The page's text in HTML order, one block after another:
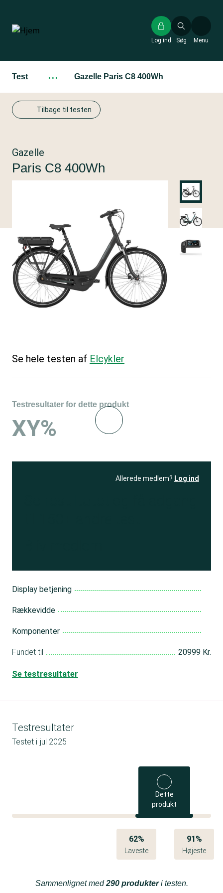
hovedindhold
Søg
Log ind Menu
Test ··· Gazelle Paris C8 400Wh
Tilbage til testen
Gazelle
Paris C8 400Wh
Se hele testen af Elcykler
Testresultater for dette produkt
XY%
Allerede medlem? Log ind
Display betjening
Rækkevidde
Komponenter
Fundet til 20999 Kr.
Se testresultater
Testresultater
Testet i jul 2025
Dette
produkt
62%
Laveste
91%
Højeste
Sammenlignet med290 produkteri testen.